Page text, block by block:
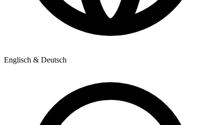
Englisch & Deutsch